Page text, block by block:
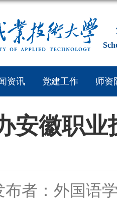
资讯 党建工作 师资
安徽职业
布者：外国语